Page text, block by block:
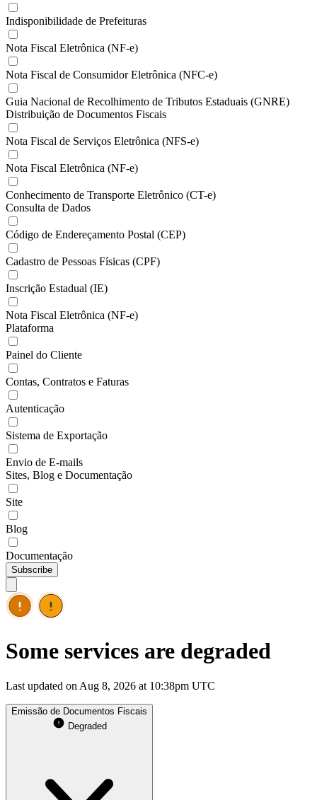
Indisponibilidade de Prefeituras
Nota Fiscal Eletrônica (NF-e)
Nota Fiscal de Consumidor Eletrônica (NFC-e)
Guia Nacional de Recolhimento de Tributos Estaduais (GNRE)
Distribuição de Documentos Fiscais
Nota Fiscal de Serviços Eletrônica (NFS-e)
Nota Fiscal Eletrônica (NF-e)
Conhecimento de Transporte Eletrônico (CT-e)
Consulta de Dados
Código de Endereçamento Postal (CEP)
Cadastro de Pessoas Físicas (CPF)
Inscrição Estadual (IE)
Nota Fiscal Eletrônica (NF-e)
Plataforma
Painel do Cliente
Contas, Contratos e Faturas
Autenticação
Sistema de Exportação
Envio de E-mails
Sites, Blog e Documentação
Site
Blog
Documentação
Subscribe
Some services are degraded
Last updated on Aug 8, 2026 at 10:38pm UTC
Emissão de Documentos Fiscais
Degraded